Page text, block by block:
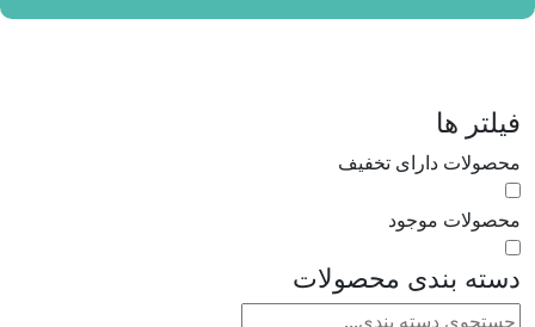
ها
دارای تخفیف
موجود
بندی محصولات